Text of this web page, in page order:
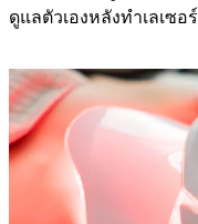
ดูแลตัวเองหลังทำเลเซอร์